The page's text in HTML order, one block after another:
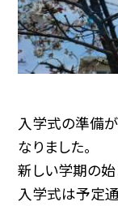
入学式の準備
なりました。
新しい学期の始
入学式は予定